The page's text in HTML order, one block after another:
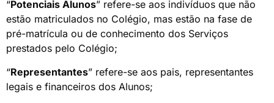
“Potenciais Alunos” refere-se aos indivíduos que não
estão matriculados no Colégio, mas estão na fase de
pré-matrícula ou de conhecimento dos Serviços
prestados pelo Colégio;
“Representantes” refere-se aos pais, representantes
legais e financeiros dos Alunos;